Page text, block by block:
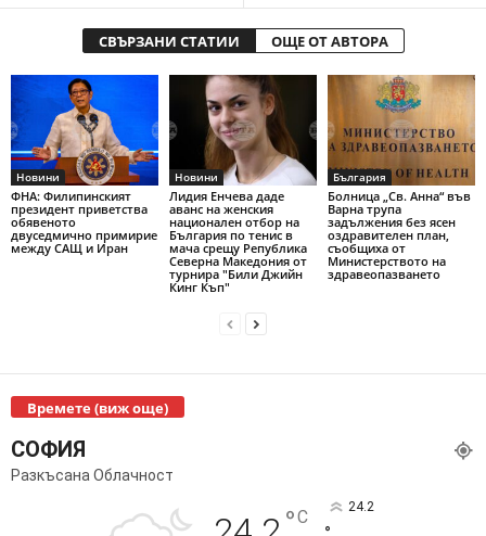
СВЪРЗАНИ СТАТИИ ОЩЕ ОТ АВТОРА
Новини
ФНА: Филипинският
президент приветства
обявеното
двуседмично примирие
между САЩ и Иран
Новини
Лидия Енчева даде
аванс на женския
национален отбор на
България по тенис в
мача срещу Република
Северна Македония от
турнира "Били Джийн
Кинг Къп"
България
Болница „Св. Анна“ във
Варна трупа
задължения без ясен
оздравителен план,
съобщиха от
Министерството на
здравеопазването
Времете (виж още)
СОФИЯ
Разкъсана Облачност
°C 24.2